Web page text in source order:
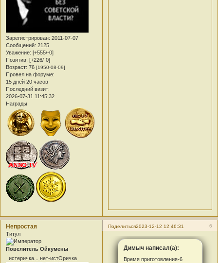
Зарегистрирован: 2011-07-07
Сообщений: 2125
Уважение: [+555/-0]
Позитив: [+226/-0]
Возраст: 76 [1950-08-09]
Провел на форуме:
15 дней 20 часов
Последний визит:
2026-07-31 11:45:32
Награды
Поделиться 6
2023-12-12 12:46:31
Непростая
Титул
Повелитель Ойкумены
истеричка... нет-истОричка
Димыч написал(а):
Время приготовления-6